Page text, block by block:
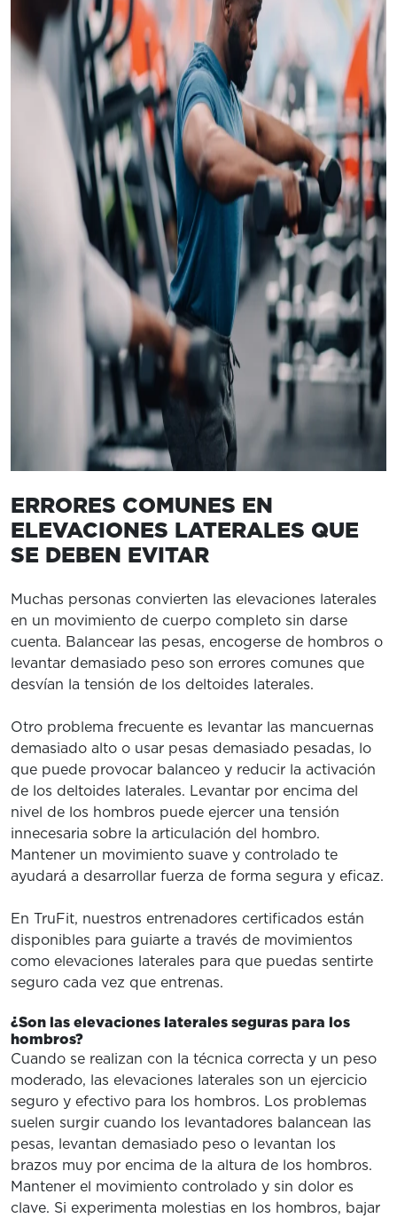
ERRORES COMUNES EN
ELEVACIONES LATERALES QUE
SE DEBEN EVITAR
Muchas personas convierten las elevaciones laterales
en un movimiento de cuerpo completo sin darse
cuenta. Balancear las pesas, encogerse de hombros o
levantar demasiado peso son errores comunes que
desvían la tensión de los deltoides laterales.
Otro problema frecuente es levantar las mancuernas
demasiado alto o usar pesas demasiado pesadas, lo
que puede provocar balanceo y reducir la activación
de los deltoides laterales. Levantar por encima del
nivel de los hombros puede ejercer una tensión
innecesaria sobre la articulación del hombro.
Mantener un movimiento suave y controlado te
ayudará a desarrollar fuerza de forma segura y eficaz.
En TruFit, nuestros entrenadores certificados están
disponibles para guiarte a través de movimientos
como elevaciones laterales para que puedas sentirte
seguro cada vez que entrenas.
¿Son las elevaciones laterales seguras para los
hombros?
Cuando se realizan con la técnica correcta y un peso
moderado, las elevaciones laterales son un ejercicio
seguro y efectivo para los hombros. Los problemas
suelen surgir cuando los levantadores balancean las
pesas, levantan demasiado peso o levantan los
brazos muy por encima de la altura de los hombros.
Mantener el movimiento controlado y sin dolor es
clave. Si experimenta molestias en los hombros, bajar